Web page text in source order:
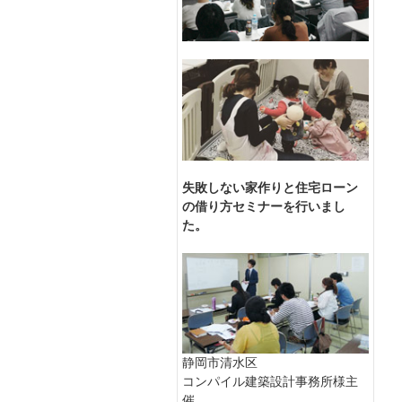
失敗しない家作りと住宅ローン
の借り方セミナーを行いまし
た。
静岡市清水区
コンパイル建築設計事務所様主